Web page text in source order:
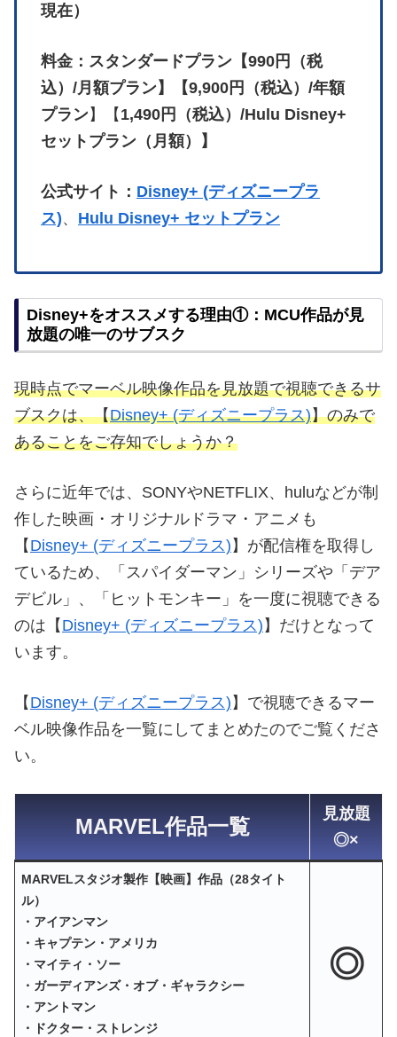
現在）
料金：スタンダードプラン【990円（税
込）/月額プラン】【9,900円（税込）/年額
プラン】【 1,490円（税込）/Hulu Disney+
セットプラン（月額）】
公式サイト： Disney+ (ディズニープラ
ス)、 Hulu Disney+ セットプラン
Disney+をオススメする理由①：MCU作品が見
放題の唯一のサブスク
現時点でマーベル映像作品を見放題で視聴できるサ
ブスクは、【Disney+ (ディズニープラス)】のみで
あることをご存知でしょうか？
さらに近年では、SONYやNETFLIX、huluなどが制
作した映画・オリジナルドラマ・アニメも
【 Disney+ (ディズニープラス) 】が配信権を取得し
ているため、「スパイダーマン」シリーズや「デア
デビル」、「ヒットモンキー」を一度に視聴できる
のは【 Disney+ (ディズニープラス) 】だけとなって
います。
【 Disney+ (ディズニープラス) 】で視聴できるマー
ベル映像作品を一覧にしてまとめたのでご覧くださ
い。
MARVEL作品一覧
見放題
◎×
MARVELスタジオ製作【映画】作品（28タイト
ル）
・アイアンマン
・キャプテン・アメリカ
・マイティ・ソー
・ガーディアンズ・オブ・ギャラクシー
・アントマン
・ドクター・ストレンジ
◎